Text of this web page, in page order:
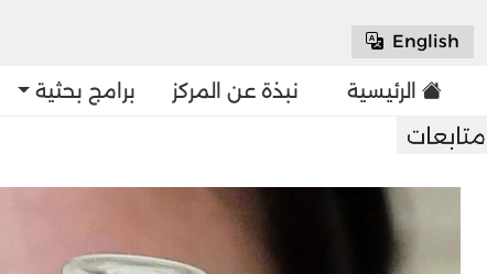
English
الرئيسية نبذة عن المركز برامج بحثية